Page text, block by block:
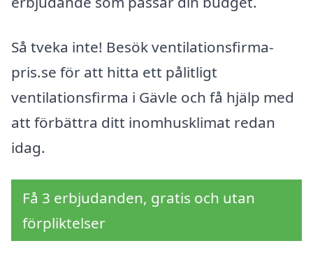
Så tveka inte! Besök ventilationsfirma-
pris.se för att hitta ett pålitligt
ventilationsfirma i Gävle och få hjälp med
att förbättra ditt inomhusklimat redan
idag.
Få 3 erbjudanden, gratis och utan
förpliktelser